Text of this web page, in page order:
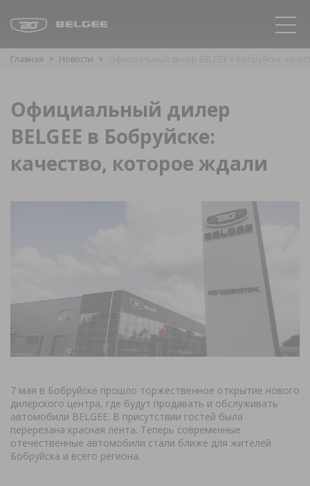
Главная Новости
Официальный дилер
BELGEE в Бобруйске:
качество, которое ждали
7 мая в Бобруйске прошло торжественное открытие нового
дилерского центра, где будут продавать и обслуживать
автомобили BELGEE. В присутствии гостей была
перерезана красная лента. Теперь современные
отечественные автомобили стали ближе для жителей
Бобруйска и всего региона.